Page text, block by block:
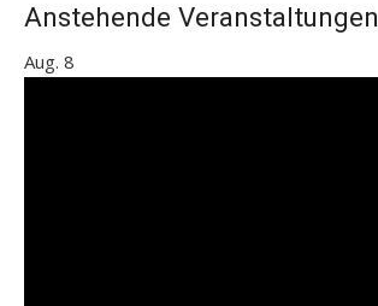
Anstehende Veranstaltungen
Aug. 8